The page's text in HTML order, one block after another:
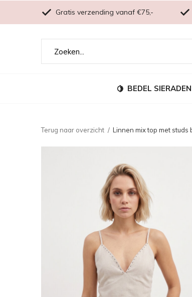
BEDEL SIERADEN
Gratis verzending vanaf €75,-
Terug naar overzicht Linnen mix top met studs